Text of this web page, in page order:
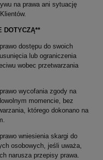
na prawa ani sytuację
DOTYCZĄ**
dostępu do swoich
lub ograniczenia
wobec przetwarzania
wycofania zgody na
momencie, bez
którego dokonano na
wniesienia skargi do
osobowych, jeśli uważa,
narusza przepisy prawa.